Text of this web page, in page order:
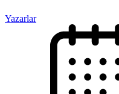
Yazarlar